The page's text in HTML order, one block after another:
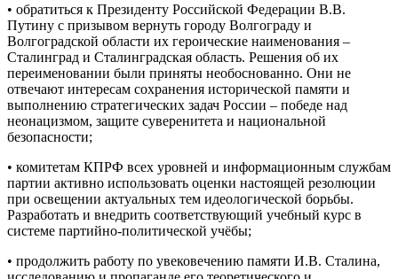
• обратиться к Президенту Российской Федерации В.В.
Путину с призывом вернуть городу Волгограду и
Волгоградской области их героические наименования –
Сталинград и Сталинградская область. Решения об их
переименовании были приняты необоснованно. Они не
отвечают интересам сохранения исторической памяти и
выполнению стратегических задач России – победе над
неонацизмом, защите суверенитета и национальной
безопасности;
• комитетам КПРФ всех уровней и информационным службам
партии активно использовать оценки настоящей резолюции
при освещении актуальных тем идеологической борьбы.
Разработать и внедрить соответствующий учебный курс в
системе партийно-политической учёбы;
• продолжить работу по увековечению памяти И.В. Сталина,